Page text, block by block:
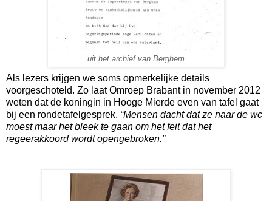
...uit het archief van Berghem...
Als lezers krijgen we soms opmerkelijke details
voorgeschoteld. Zo laat Omroep Brabant in november 2012
weten dat de koningin in Hooge Mierde even van tafel gaat
bij een rondetafelgesprek. “Mensen dacht dat ze naar de wc
moest maar het bleek te gaan om het feit dat het
regeerakkoord wordt opengebroken.”